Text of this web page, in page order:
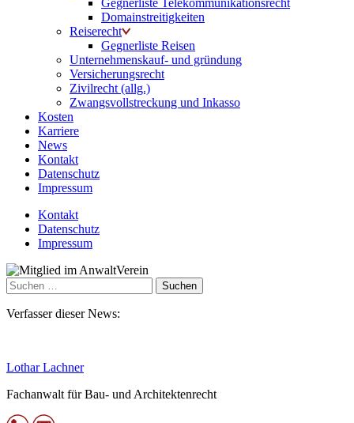
Gegnerliste Telekommunikationsrecht
Domainstreitigkeiten
Reiserecht
Gegnerliste Reisen
Unternehmenskauf- und gründung
Versicherungsrecht
Zivilrecht (allg.)
Zwangsvollstreckung und Inkasso
Kosten
Karriere
News
Kontakt
Datenschutz
Impressum
Kontakt
Datenschutz
Impressum
Suchen
nach:
Verfasser dieser News:
Lothar Lachner
Fachanwalt für Bau- und Architektenrecht